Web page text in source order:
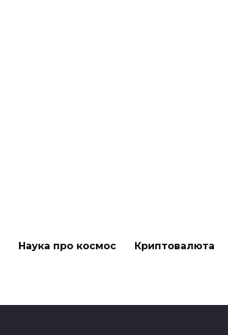
Наука про космос Криптовалюта